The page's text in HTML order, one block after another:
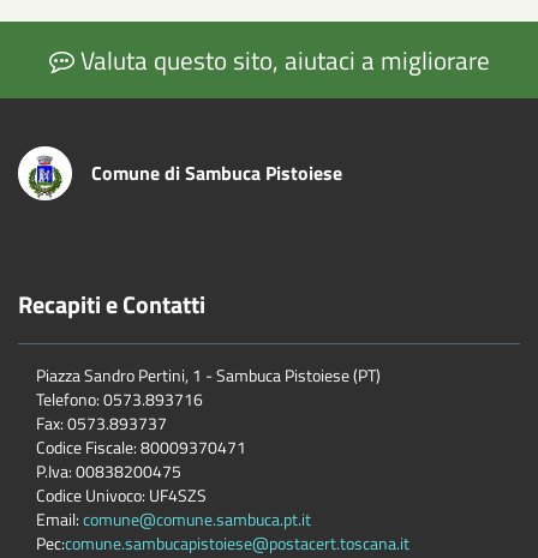
Valuta questo sito, aiutaci a migliorare
Comune di Sambuca Pistoiese
Recapiti e Contatti
Piazza Sandro Pertini, 1 - Sambuca Pistoiese (PT)
Telefono: 0573.893716
Fax: 0573.893737
Codice Fiscale: 80009370471
P.Iva: 00838200475
Codice Univoco: UF4SZS
Email:comune@comune.sambuca.pt.it
Pec:comune.sambucapistoiese@postacert.toscana.it